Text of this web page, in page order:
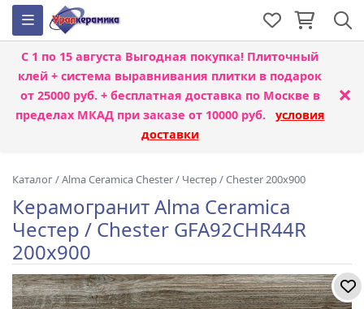
С 1 по 15 августа Выгодная покупка! Плиточный
клей + система выравнивания плитки в подарок
от 25000 руб. + бесплатная доставка по Москве в
пределах МКАД при заказе от 10000 руб. условия
доставки
×
Каталог/Alma Ceramica Chester/ Честер / Chester 200x900
Керамогранит Alma Ceramica
Честер / Chester GFA92CHR44R
200x900